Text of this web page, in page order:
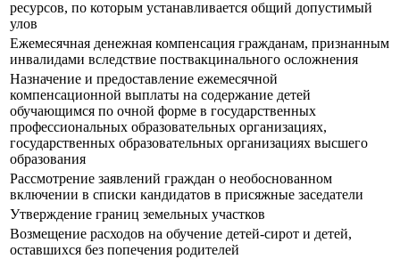
ресурсов, по которым устанавливается общий допустимый
улов
Ежемесячная денежная компенсация гражданам, признанным
инвалидами вследствие поствакцинального осложнения
Назначение и предоставление ежемесячной
компенсационной выплаты на содержание детей
обучающимся по очной форме в государственных
профессиональных образовательных организациях,
государственных образовательных организациях высшего
образования
Рассмотрение заявлений граждан о необоснованном
включении в списки кандидатов в присяжные заседатели
Утверждение границ земельных участков
Возмещение расходов на обучение детей-сирот и детей,
оставшихся без попечения родителей